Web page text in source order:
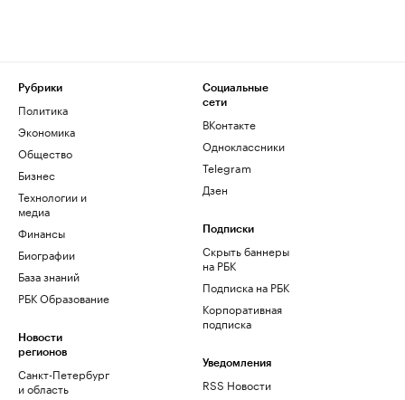
Рубрики
Политика
Экономика
Общество
Бизнес
Технологии и
медиа
Финансы
Биографии
База знаний
РБК Образование
Новости
регионов
Санкт-Петербург
и область
Социальные
сети
ВКонтакте
Одноклассники
Telegram
Дзен
Подписки
Скрыть баннеры
на РБК
Подписка на РБК
Корпоративная
подписка
Уведомления
RSS Новости